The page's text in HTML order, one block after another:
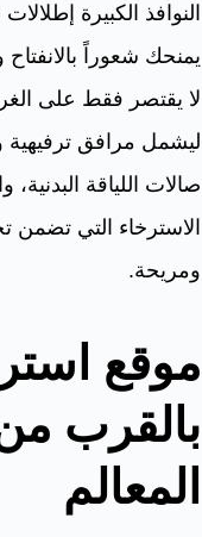
النوافذ الكبيرة
يمنحك شعوراً
لا يقتصر فقط على
ليشمل مرافق
صالات اللياقة
الاسترخاء التي تضمن
ومريحة.
موقع
بالقرب
المعالم